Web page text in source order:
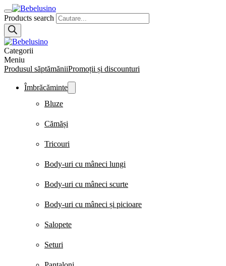
Products search
Categorii
Meniu
Produsul săptămăniiPromoții și discounturi
Îmbrăcăminte
Bluze
Cămăși
Tricouri
Body-uri cu mâneci lungi
Body-uri cu mâneci scurte
Body-uri cu mâneci și picioare
Salopete
Seturi